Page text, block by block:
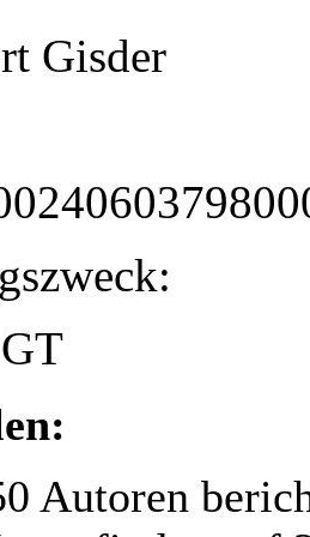
Gisder
Autoren